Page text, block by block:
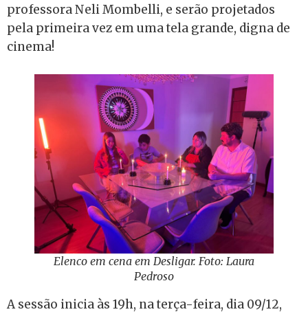
professora Neli Mombelli, e serão projetados
pela primeira vez em uma tela grande, digna de
cinema!
Elenco em cena em Desligar. Foto: Laura
Pedroso
A sessão inicia às 19h, na terça-feira, dia 09/12,